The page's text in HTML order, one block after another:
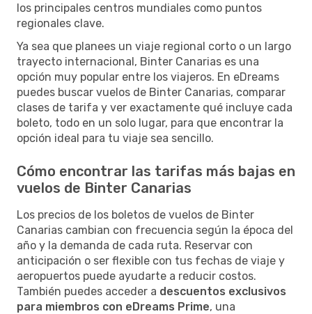
los principales centros mundiales como puntos
regionales clave.
Ya sea que planees un viaje regional corto o un largo
trayecto internacional, Binter Canarias es una
opción muy popular entre los viajeros. En eDreams
puedes buscar vuelos de Binter Canarias, comparar
clases de tarifa y ver exactamente qué incluye cada
boleto, todo en un solo lugar, para que encontrar la
opción ideal para tu viaje sea sencillo.
Cómo encontrar las tarifas más bajas en
vuelos de Binter Canarias
Los precios de los boletos de vuelos de Binter
Canarias cambian con frecuencia según la época del
año y la demanda de cada ruta. Reservar con
anticipación o ser flexible con tus fechas de viaje y
aeropuertos puede ayudarte a reducir costos.
También puedes acceder a descuentos exclusivos
para miembros con eDreams Prime, una